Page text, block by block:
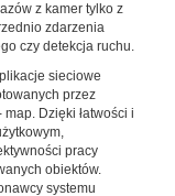
z kamer tylko z
zdarzenia
czy detekcja ruchu.
sieciowe
przez
Dzięki łatwości i
pracy
obiektów.
systemu